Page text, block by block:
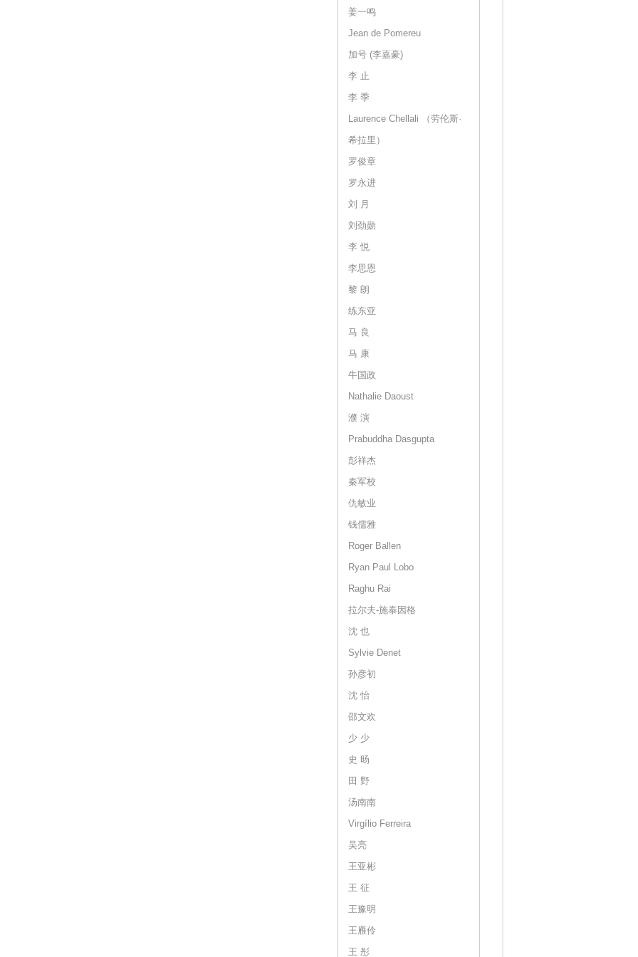
姜一鸣
Jean de Pomereu
加号 (李嘉豪)
李 止
李 季
Laurence Chellali （劳伦斯·
希拉里）
罗俊章
罗永进
刘 月
刘劲勋
李 悦
李思恩
黎 朗
练东亚
马 良
马 康
牛国政
Nathalie Daoust
濮 演
Prabuddha Dasgupta
彭祥杰
秦军校
仇敏业
钱儒雅
Roger Ballen
Ryan Paul Lobo
Raghu Rai
拉尔夫-施泰因格
沈 也
Sylvie Denet
孙彦初
沈 怡
邵文欢
少 少
史 旸
田 野
汤南南
Virgílio Ferreira
吴亮
王亚彬
王 征
王豫明
王雁伶
王 彤